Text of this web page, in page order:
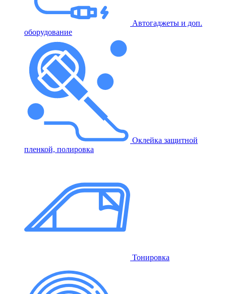
Автогаджеты и доп.
оборудование
Оклейка защитной
пленкой, полировка
Тонировка